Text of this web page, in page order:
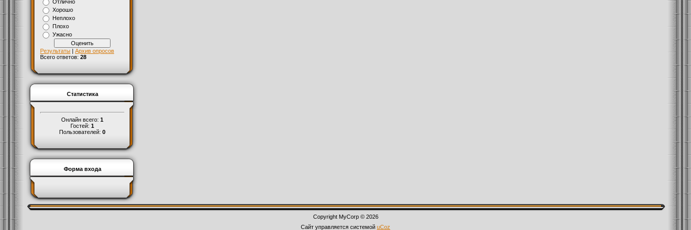
Отлично
Хорошо
Неплохо
Плохо
Ужасно
Результаты | Архив опросов
Всего ответов: 28
Статистика
Онлайн всего: 1
Гостей: 1
Пользователей: 0
Форма входа
Copyright MyCorp © 2026
Сайт управляется системой uCoz